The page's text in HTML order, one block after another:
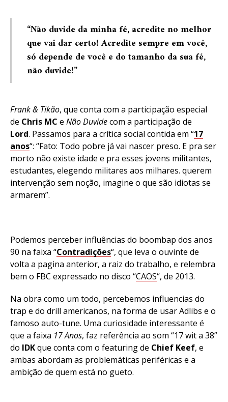
“Não duvide da minha fé, acredite no melhor
que vai dar certo! Acredite sempre em você,
só depende de você e do tamanho da sua fé,
não duvide!”
Frank & Tikão, que conta com a participação especial
de Chris MC e Não Duvidecom a participação de
Lord. Passamos para a crítica social contida em “17
anos“: “Fato: Todo pobre já vai nascer preso. E pra ser
morto não existe idade e pra esses jovens militantes,
estudantes, elegendo militares aos milhares. querem
intervenção sem noção, imagine o que são idiotas se
armarem”.
Podemos perceber influências do boombap dos anos
90 na faixa “Contradições“, que leva o ouvinte de
volta a pagina anterior, a raiz do trabalho, e relembra
bem o FBC expressado no disco “CAOS“, de 2013.
Na obra como um todo, percebemos influencias do
trap e do drill americanos, na forma de usar Adlibs e o
famoso auto-tune. Uma curiosidade interessante é
que a faixa 17 Anos, faz referência ao som “17 wit a 38”
do IDKque conta com o featuring de Chief Keef, e
ambas abordam as problemáticas periféricas e a
ambição de quem está no gueto.